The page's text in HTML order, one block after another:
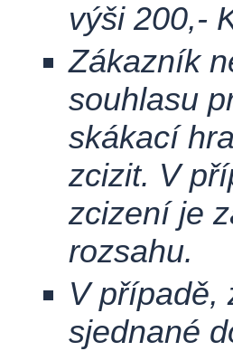
výši 200,-
Zákazník
souhlasu
skákací
zcizit. V
zcizení je
rozsahu.
V případě,
sjednané